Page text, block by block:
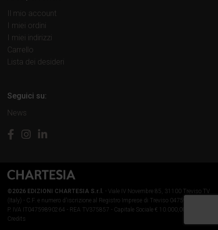
Il mio account
I miei ordini
I miei indirizzi
Carrello
Lista dei desideri
Seguici su:
News
©2026 EDIZIONI CHARTESIA S.r.l. - Viale IV Novembre 85, 31100 Treviso TV
(Italy) - C.F. e numero d'iscrizione al Registro Imprese di Treviso 04759890264 -
P. IVA IT04759890264 - REA TV375857 - Capitale Sociale € 10.000,00 i.v.
Credits